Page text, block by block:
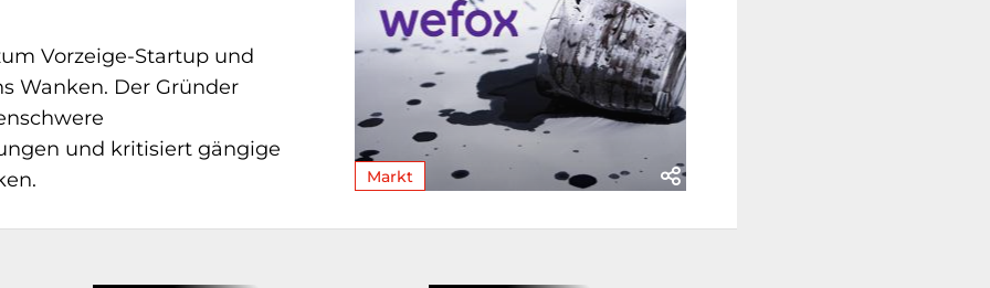
Markt
Vorzeige-Startup und
Wanken. Der Gründer
und kritisiert gängige